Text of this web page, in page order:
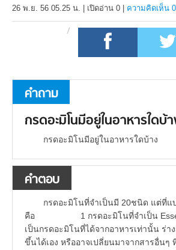
26 พ.ย. 56 05.25 น. เปิดอ่าน 0 ความคิดเห็น 0
คำถาม
กรดอะมิโนมีอยู่ในอาหารใดบ้
กรดอะมิโนมีอยู่ในอาหารใดบ้าง
คำตอบ
กรดอะมิโนที่จำเป็นมี 20ชนิด แต่ที่แ
คือ 1 กรดอะมิโนที่จำเป็น
เป็นกรดอะมิโนที่ได้จากอาหารเท่านั้น ร่า
ขึ้นได้เอง หรืออาจเปลี่ยนมาจากสารอื่นๆ